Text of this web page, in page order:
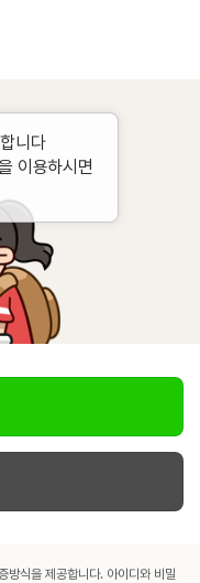
니다
이용하시면
식을 제공합니다. 아이디와 비밀